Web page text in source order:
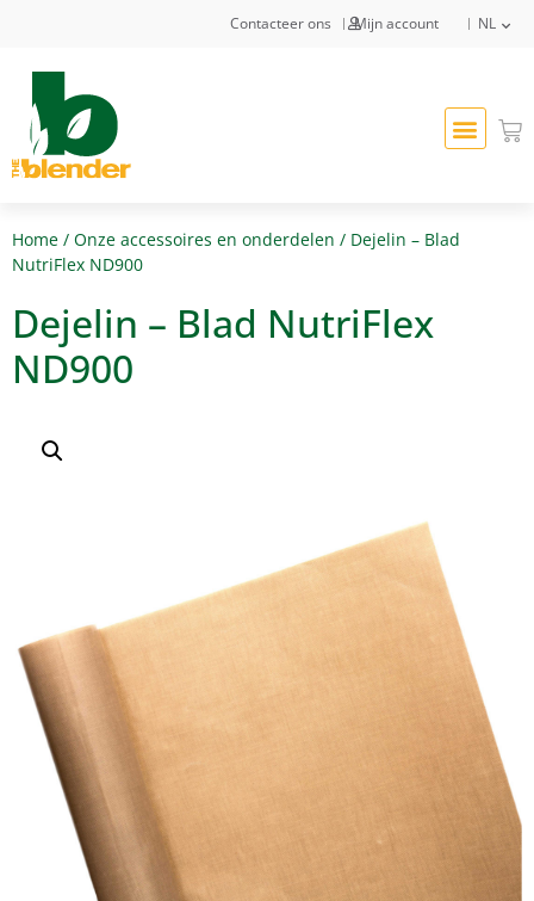
Contacteer ons Mijn account NL
Home / Onze accessoires en onderdelen / Dejelin – Blad
NutriFlex ND900
Dejelin – Blad NutriFlex
ND900